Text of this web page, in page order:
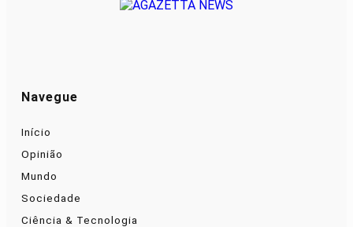
Navegue
Início
Opinião
Mundo
Sociedade
Ciência & Tecnologia